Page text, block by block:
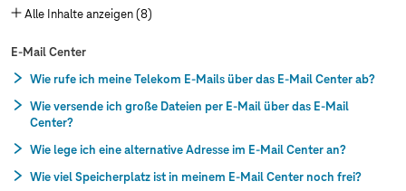
Alle Inhalte anzeigen (8)
E-Mail Center
Wie rufe ich meine Telekom E-Mails über das E-Mail Center ab?
Wie versende ich große Dateien per E-Mail über das E-Mail
Center?
Wie lege ich eine alternative Adresse im E-Mail Center an?
Wie viel Speicherplatz ist in meinem E-Mail Center noch frei?